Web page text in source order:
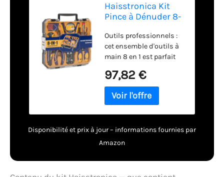
Haisstronica Kit
Pince à Dénuder 8-
d’Outils
Professionnel pour
Électriciens :
Dénudeur
Automatique, Pince
à Bec, Tournevis,
Testeur de Tension,
Connecteurs
Outils professionnels :
cet ensemble d'outils à
main 8 en 1 est parfait
électriques
domestiques, les projets
quotidiens et les tâches
dénuder professionnelle
auto-ajustable, une
tournevis cruciforme, un
tournevis à tête plate, un
97,82 €
Disponibilité et prix à jour – informations fournies par
Amazon